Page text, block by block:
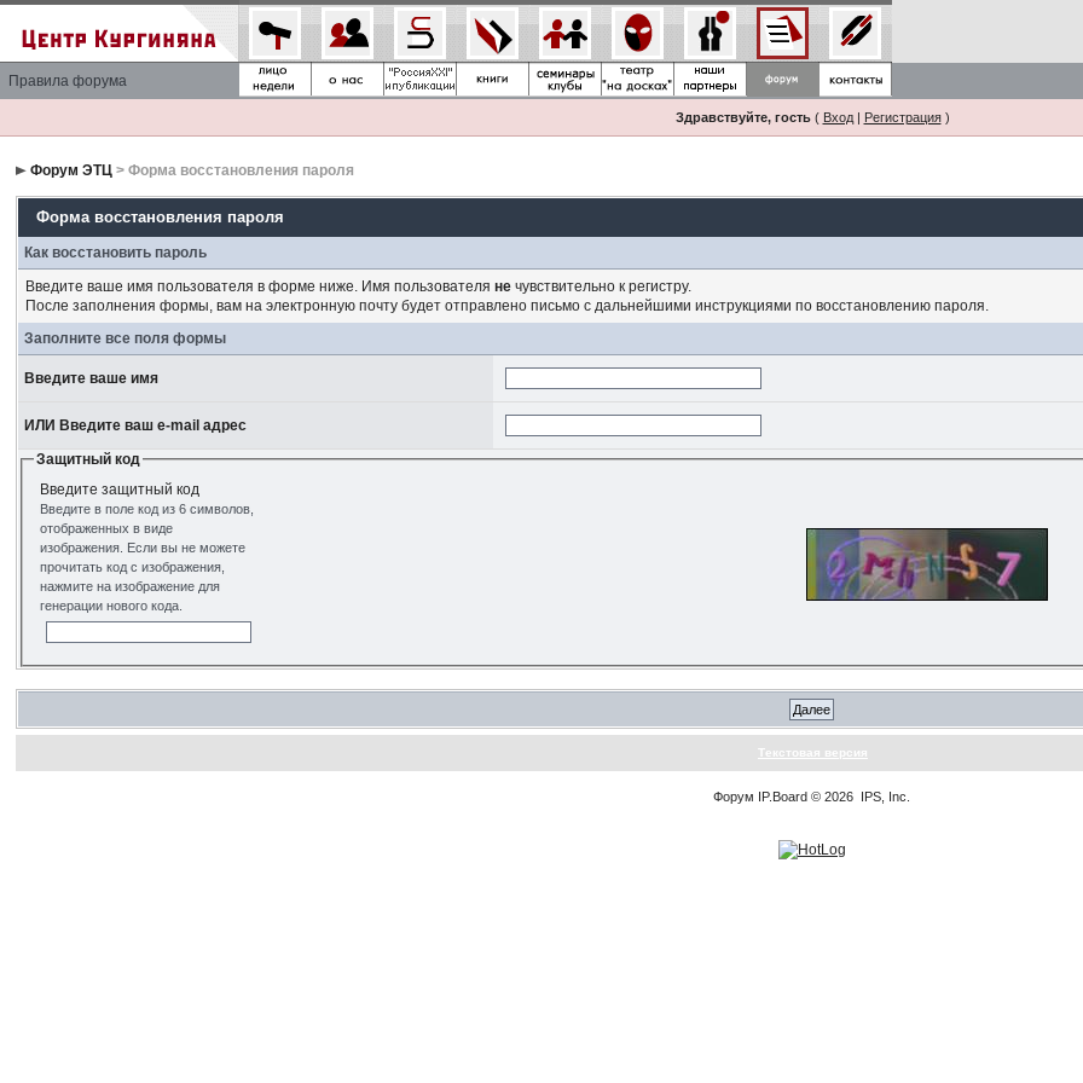
Правила форума
Здравствуйте, гость( Вход| Регистрация)
Форум ЭТЦ > Форма восстановления пароля
Форма восстановления пароля
Как восстановить пароль
Введите ваше имя пользователя в форме ниже. Имя пользователяне чувствительно к регистру.
После заполнения формы, вам на электронную почту будет отправлено письмо с дальнейшими инструкциями по восстановлению пароля.
Заполните все поля формы
Введите ваше имя
ИЛИ Введите ваш e-mail адрес
Защитный код
Введите защитный код
Введите в поле код из 6 символов,
отображенных в виде
изображения. Если вы не можете
прочитать код с изображения,
нажмите на изображение для
генерации нового кода.
Текстовая версия
Форум IP.Board © 2026 IPS, Inc